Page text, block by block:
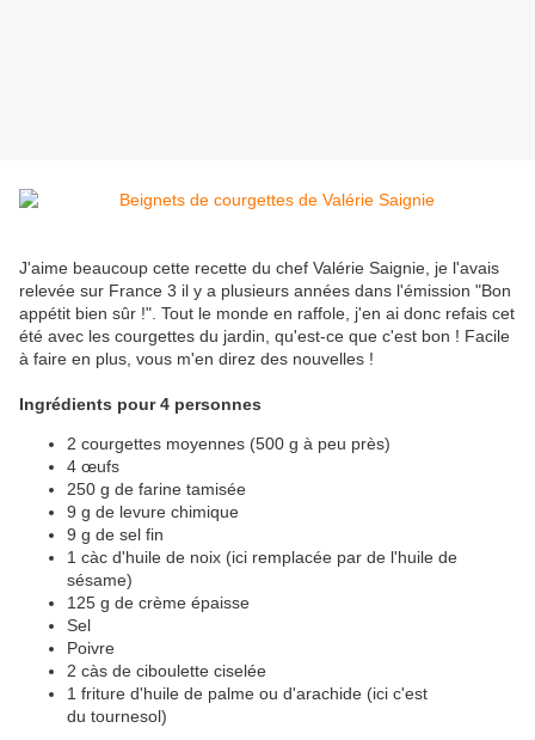
J'aime beaucoup cette recette du chef Valérie Saignie, je l'avais
relevée sur France 3 il y a plusieurs années dans l'émission "Bon
appétit bien sûr !". Tout le monde en raffole, j'en ai donc refais cet
été avec les courgettes du jardin, qu'est-ce que c'est bon ! Facile
à faire en plus, vous m'en direz des nouvelles !
Ingrédients pour 4 personnes
2 courgettes moyennes (500 g à peu près)
4 œufs
250 g de farine tamisée
9 g de levure chimique
9 g de sel fin
1 càc d'huile de noix (ici remplacée par de l'huile de
sésame)
125 g de crème épaisse
Sel
Poivre
2 càs de ciboulette ciselée
1 friture d'huile de palme ou d'arachide (ici c'est
du tournesol)